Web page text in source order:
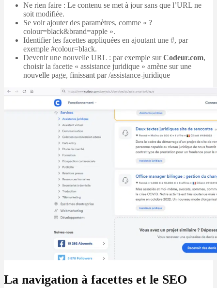
Ne rien faire : Le contenu se met à jour sans que l’URL ne
soit modifiée.
Se voir ajouter des paramètres, comme « ?
colour=black&brand=apple ».
Identifier les facettes appliquées en ajoutant une #, par
exemple #colour=black.
Devenir une nouvelle URL : par exemple surCodeur.com,
choisir la facette « assistance juridique » amène sur une
nouvelle page, finissant par /assistance-juridique
La navigation à facettes et le SEO